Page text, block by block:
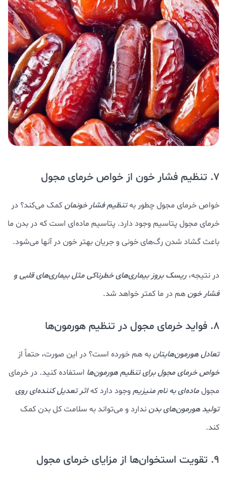
7. تنظیم فشار خون از خواص خرمای مجول
خواص خرمای مجول چطور بهتنظیم فشار خونمانکمک می‌کند؟ در
خرمای مجول پتاسیم وجود دارد. پتاسیم ماده‌ای است که در بدن ما
باعث گشاد شدن رگ‌های خونی و جریان بهتر خون در آنها می‌شود.
در نتیجه،ریسک بروز بیماری‌های خطرناکی مثل بیماری‌های قلبی و
فشار خونهم در ما کمتر خواهد شد.
8. فواید خرمای مجول در تنظیم هورمون‌ها
تعادل هورمون‌هایتانبه هم خورده است؟ در این صورت، حتماً از
خواص خرمای مجول برای تنظیم هورمون‌ها استفاده کنید. در خرمای
مجولماده‌ای به نام منیزیم وجود دارد کهاثر تعدیل کننده‌ای روی
تولید هورمون‌های بدنندارد و می‌تواند به سلامت کل بدن کمک
کند.
9. تقویت استخوان‌ها از مزایای خرمای مجول